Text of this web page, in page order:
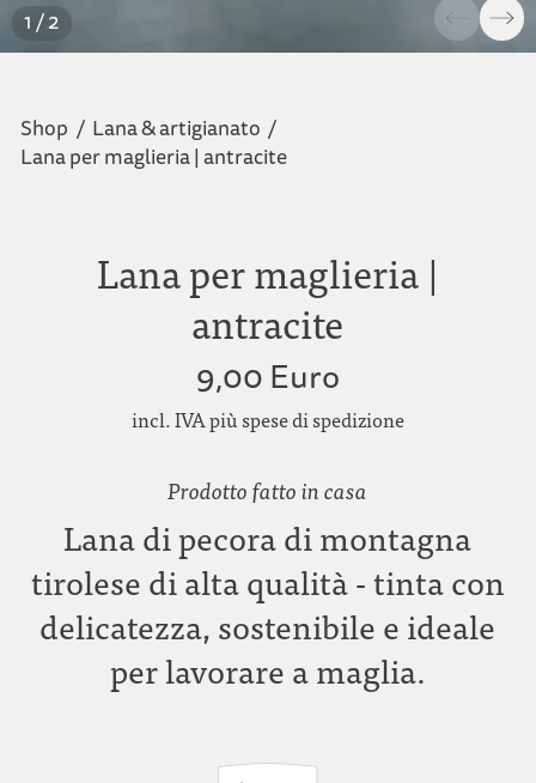
1 / 2
Shop / Lana & artigianato /
Lana per maglieria | antracite
Lana per maglieria |
antracite
9,00 Euro
incl. IVA più spese di spedizione
Prodotto fatto in casa
Lana di pecora di montagna
tirolese di alta qualità - tinta con
delicatezza, sostenibile e ideale
per lavorare a maglia.